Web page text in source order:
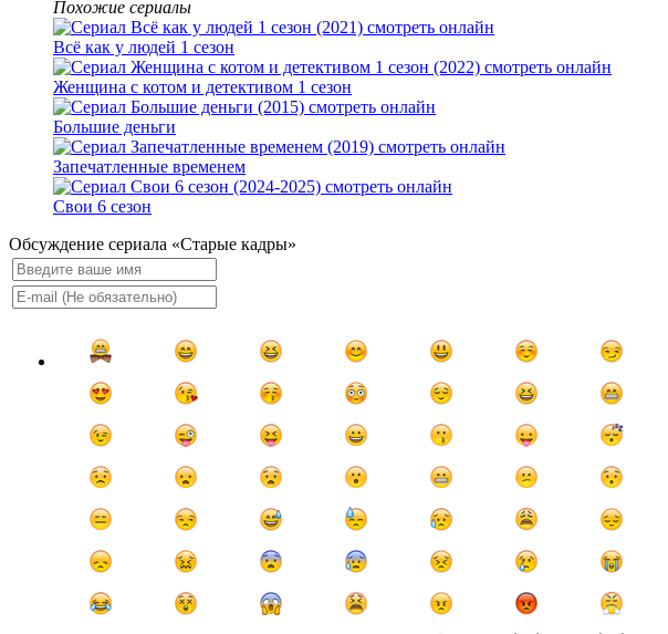
Похожие сериалы
Всё как у людей 1 сезон
Женщина с котом и детективом 1 сезон
Большие деньги
Запечатленные временем
Свои 6 сезон
Обсуждение сериала «Старые кадры»